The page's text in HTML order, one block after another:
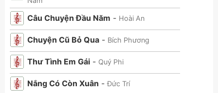
Câu Chuyện Đầu Năm - Hoài An
Chuyện Cũ Bỏ Qua - Bích Phương
Thư Tình Em Gái - Quý Phi
Nắng Có Còn Xuân -Đức Trí